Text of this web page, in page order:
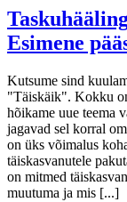
Esimene
Kutsume sind
"Täiskäik". Kokku
hõikame uue teema
jagavad sel korral
on üks võimalus
täiskasvanutele
on mitmed
muutuma ja mis [...]